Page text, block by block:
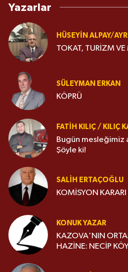
Yazarlar
HÜSEYIN ALPAY/
SÜLEYMAN ERKAN
KÖPRÜ
FATIH KILIÇ / KILIÇ
Bugün mesleğimiz
Şöyle ki!
SALIH ERTAÇOĞLU
KOMİSYON
KONUK YAZAR
KAZOVA'NIN
HAZİNE: NECİP